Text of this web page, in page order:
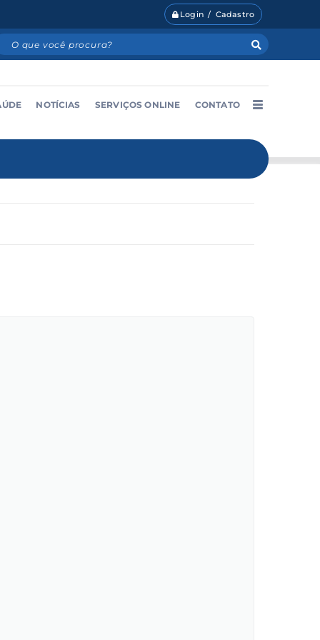
Login / Cadastro
NOTÍCIAS SERVIÇOS ONLINE CONTATO